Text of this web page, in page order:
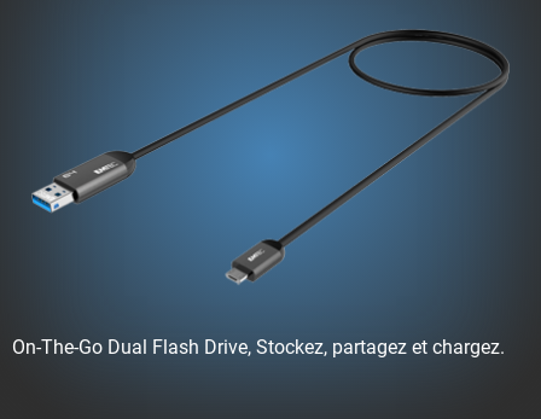
On-The-Go Dual Flash Drive, Stockez, partagez et chargez.